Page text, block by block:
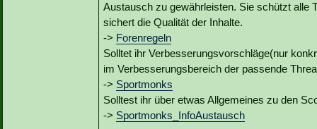
Austausch zu gewährleisten. Sie schützt alle
sichert die Qualität der Inhalte.
-> Forenregeln
Solltet ihr Verbesserungsvorschläge(nur
im Verbesserungsbereich der passende
-> Sportmonks
Solltest ihr über etwas Allgemeines zu den
-> Sportmonks_InfoAustausch